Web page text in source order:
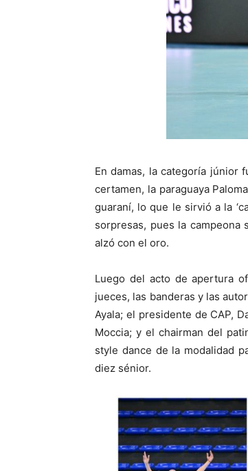
En damas, la categoría júnior
certamen, la paraguaya
guaraní, lo que le sirvió a la
sorpresas, pues la campeona
alzó con el oro.
Luego del acto de apertura
jueces, las banderas y las
Ayala; el presidente de CAP,
Moccia; y el chairman del
style dance de la modalidad
diez sénior.